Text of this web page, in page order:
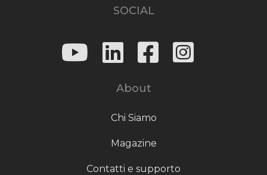
SOCIAL
About
Chi Siamo
Magazine
Contatti e supporto